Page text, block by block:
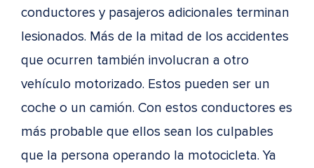
conductores y pasajeros adicionales terminan
lesionados. Más de la mitad de los accidentes
que ocurren también involucran a otro
vehículo motorizado. Estos pueden ser un
coche o un camión. Con estos conductores es
más probable que ellos sean los culpables
que la persona operando la motocicleta. Ya